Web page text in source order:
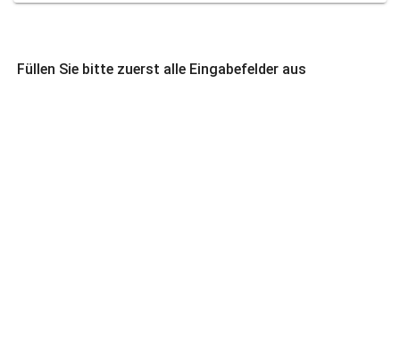
Füllen Sie bitte zuerst alle Eingabefelder aus